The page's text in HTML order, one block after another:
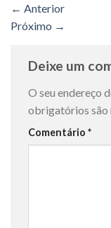
← Anterior
Próximo →
Deixe um
O seu endereço
obrigatórios são
Comentário *